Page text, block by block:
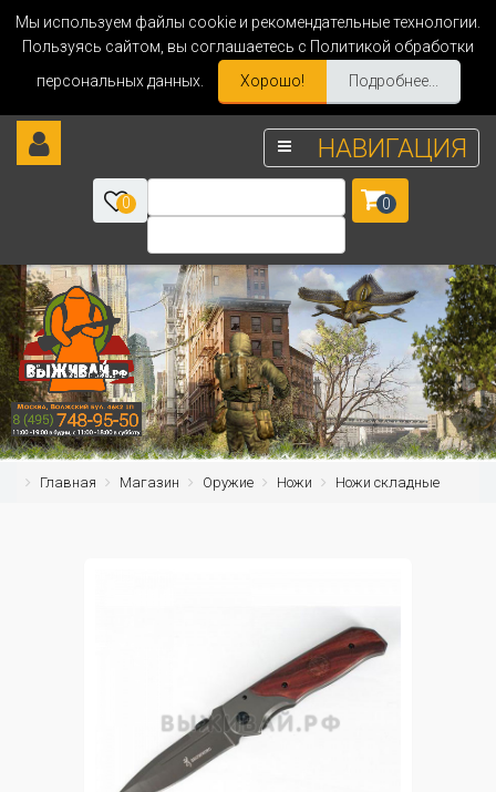
Мы используем файлы cookie и рекомендательные технологии.
Пользуясь сайтом, вы соглашаетесь с Политикой обработки
персональных данных.
Хорошо! Подробнее...
НАВИГАЦИЯ
0 0
Главная Магазин Оружие Ножи Ножи складные